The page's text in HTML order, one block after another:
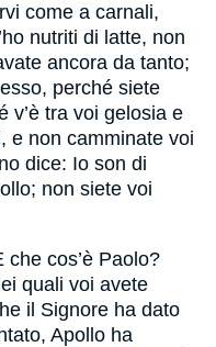
come a carnali,
nutriti di latte, non
ancora da tanto;
perché siete
v’è tra voi gelosia e
e non camminate voi
dice: Io son di
non siete voi
che cos’è Paolo?
quali voi avete
il Signore ha dato
Apollo ha